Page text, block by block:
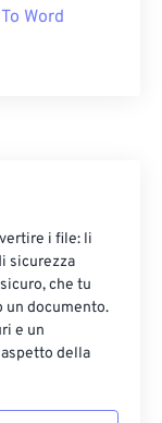
Word
i file: li
sicurezza
che tu
un documento.
e un
della